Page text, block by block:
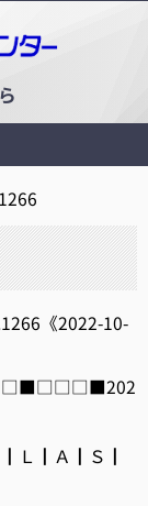
《2022-10-
┃Ａ┃Ｓ┃